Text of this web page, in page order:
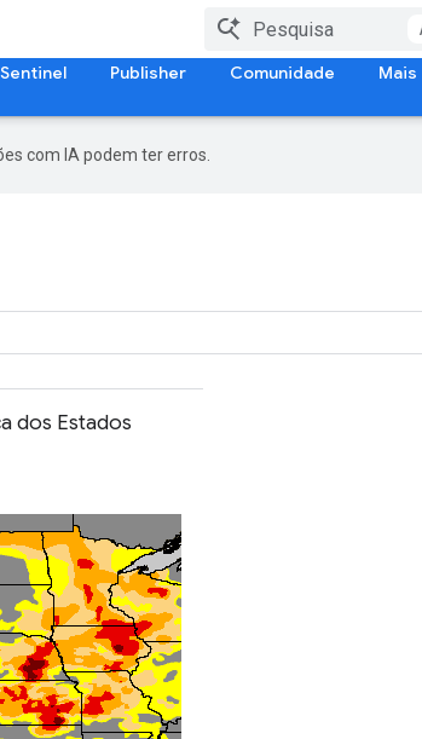
Sentinel Publisher Comunidade Mais
com IA podem ter erros.
dos Estados